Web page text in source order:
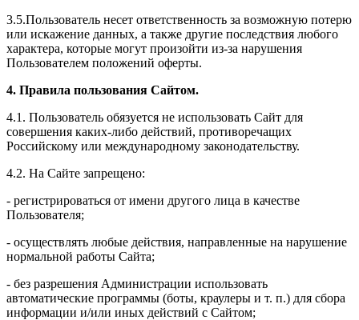
3.5.Пользователь несет ответственность за возможную потерю
или искажение данных, а также другие последствия любого
характера, которые могут произойти из-за нарушения
Пользователем положений оферты.
4. Правила пользования Сайтом.
4.1. Пользователь обязуется не использовать Сайт для
совершения каких-либо действий, противоречащих
Российскому или международному законодательству.
4.2. На Сайте запрещено:
- регистрироваться от имени другого лица в качестве
Пользователя;
- осуществлять любые действия, направленные на нарушение
нормальной работы Сайта;
- без разрешения Администрации использовать
автоматические программы (боты, краулеры и т. п.) для сбора
информации и/или иных действий с Сайтом;